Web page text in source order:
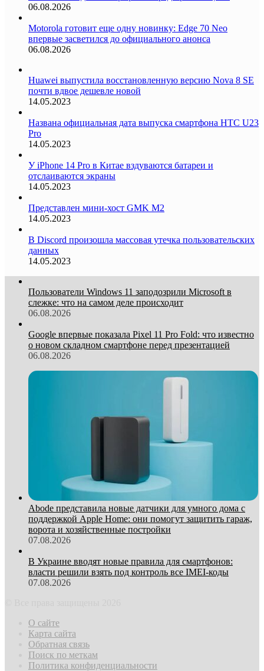
06.08.2026
Motorola готовит еще одну новинку: Edge 70 Neo
впервые засветился до официального анонса
06.08.2026
Huawei выпустила восстановленную версию Nova 8 SE
почти вдвое дешевле новой
14.05.2023
Названа официальная дата выпуска смартфона HTC U23
Pro
14.05.2023
У iPhone 14 Pro в Китае вздуваются батареи и
отслаиваются экраны
14.05.2023
Представлен мини-хост GMK M2
14.05.2023
В Discord произошла массовая утечка пользовательских
данных
14.05.2023
Пользователи Windows 11 заподозрили Microsoft в
слежке: что на самом деле происходит
06.08.2026
Google впервые показала Pixel 11 Pro Fold: что известно
о новом складном смартфоне перед презентацией
06.08.2026
Abode представила новые датчики для умного дома с
поддержкой Apple Home: они помогут защитить гараж,
ворота и хозяйственные постройки
07.08.2026
В Украине вводят новые правила для смартфонов:
власти решили взять под контроль все IMEI-коды
07.08.2026
О сайте
Карта сайта
Обратная связь
Поиск по меткам
Политика конфиденциальности